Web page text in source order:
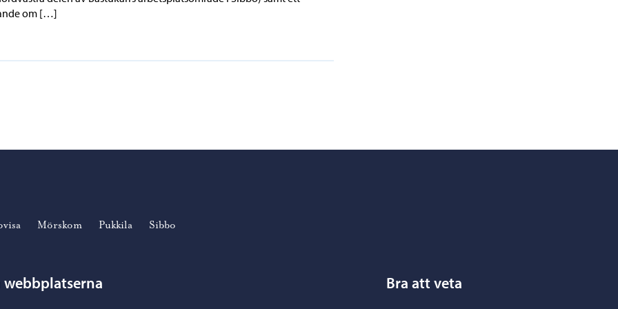
om […]
Mörskom Pukkila Sibbo
webbplatserna Bra att veta